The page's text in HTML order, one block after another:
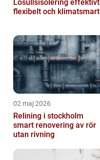
Lösullsisolering effektivt,
flexibelt och klimatsmart
02 maj 2026
Relining i stockholm
smart renovering av rör
utan rivning